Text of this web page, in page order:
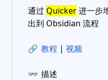
通过 Quicker进一步
出到 Obsidian 流程
🔗 教程 | 视频
👓 描述